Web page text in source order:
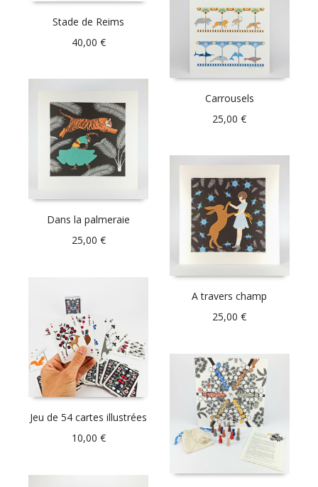
Stade de Reims
40,00 €
Carrousels
25,00€
Dans la palmeraie
25,00 €
A travers champ
25,00€
Jeu de 54 cartes illustrées
10,00 €